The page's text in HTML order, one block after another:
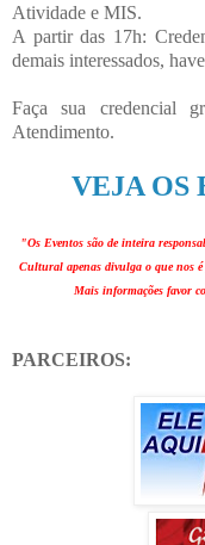
Atividade e MIS.
A partir das 17h:
demais interessados,
Faça sua credencial
Atendimento.
VEJA OS
"Os Eventos são de inteira
Cultural apenas divulga o que nos
Mais informações favor
PARCEIROS: